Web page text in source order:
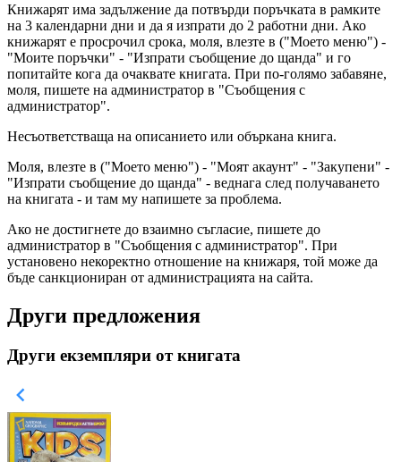
Книжарят има задължение да потвърди поръчката в рамките
на 3 календарни дни и да я изпрати до 2 работни дни. Ако
книжарят е просрочил срока, моля, влезте в ("Моето меню") -
"Моите поръчки" - "Изпрати съобщение до щанда" и го
попитайте кога да очаквате книгата. При по-голямо забавяне,
моля, пишете на администратор в "Съобщения с
администратор".
Несъответстваща на описанието или объркана книга.
Моля, влезте в ("Моето меню") - "Моят акаунт" - "Закупени" -
"Изпрати съобщение до щанда" - веднага след получаването
на книгата - и там му напишете за проблема.
Ако не достигнете до взаимно съгласие, пишете до
администратор в "Съобщения с администратор". При
установено некоректно отношение на книжаря, той може да
бъде санкциониран от администрацията на сайта.
Други предложения
Други екземпляри от книгата